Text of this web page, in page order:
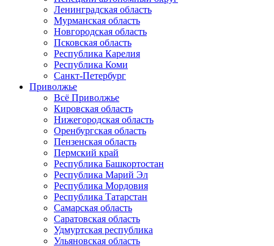
Ленинградская область
Мурманская область
Новгородская область
Псковская область
Республика Карелия
Республика Коми
Санкт-Петербург
Приволжье
Всё Приволжье
Кировская область
Нижегородская область
Оренбургская область
Пензенская область
Пермский край
Республика Башкортостан
Республика Марий Эл
Республика Мордовия
Республика Татарстан
Самарская область
Саратовская область
Удмуртская республика
Ульяновская область